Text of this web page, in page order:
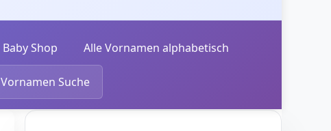
Baby Shop Alle Vornamen alphabetisch
Vornamen Suche